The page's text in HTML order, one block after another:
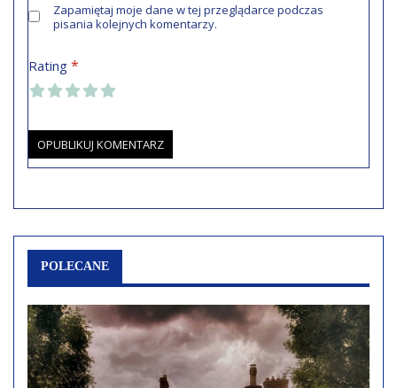
Zapamiętaj moje dane w tej przeglądarce podczas
pisania kolejnych komentarzy.
Rating *
POLECANE